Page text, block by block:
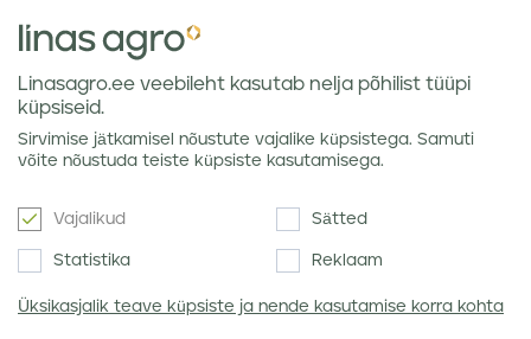
Taluniku põllugalerii
Sotsiaalne vastutus ja poliitikad
Andmekaitsetingimused
Kauba hoiustamine
Teraviljaturu ülevaated
Uudiskiri
Linasagro.ee veebileht kasutab nelja põhilist tüüpi
küpsiseid.
Sirvimise jätkamisel nõustute vajalike küpsistega. Samuti
võite nõustuda teiste küpsiste kasutamisega.
Vajalikud Sätted
Statistika Reklaam
Üksikasjalik teave küpsiste ja nende kasutamise korra kohta